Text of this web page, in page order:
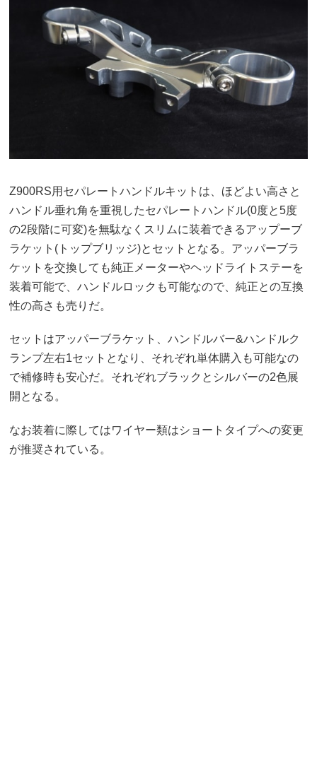
Z900RS用セパレートハンドルキットは、ほどよい高さと
ハンドル垂れ角を重視したセパレートハンドル(0度と5度
の2段階に可変)を無駄なくスリムに装着できるアップーブ
ラケット(トップブリッジ)とセットとなる。アッパーブラ
ケットを交換しても純正メーターやヘッドライトステーを
装着可能で、ハンドルロックも可能なので、純正との互換
性の高さも売りだ。
セットはアッパーブラケット、ハンドルバー&ハンドルク
ランプ左右1セットとなり、それぞれ単体購入も可能なの
で補修時も安心だ。それぞれブラックとシルバーの2色展
開となる。
なお装着に際してはワイヤー類はショートタイプへの変更
が推奨されている。